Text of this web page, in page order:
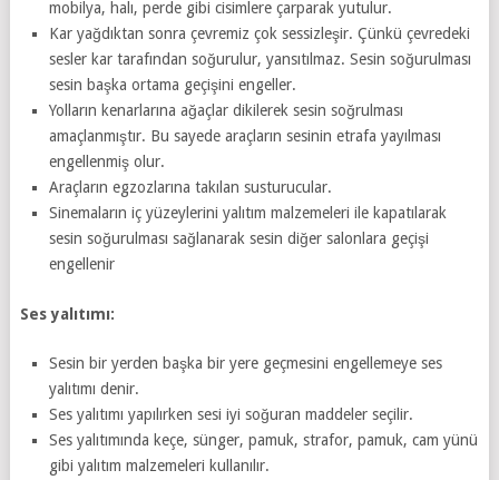
mobilya, halı, perde gibi cisimlere çarparak yutulur.
Kar yağdıktan sonra çevremiz çok sessizleşir. Çünkü çevredeki
sesler kar tarafından soğurulur, yansıtılmaz. Sesin soğurulması
sesin başka ortama geçişini engeller.
Yolların kenarlarına ağaçlar dikilerek sesin soğrulması
amaçlanmıştır. Bu sayede araçların sesinin etrafa yayılması
engellenmiş olur.
Araçların egzozlarına takılan susturucular.
Sinemaların iç yüzeylerini yalıtım malzemeleri ile kapatılarak
sesin soğurulması sağlanarak sesin diğer salonlara geçişi
engellenir
Ses yalıtımı:
Sesin bir yerden başka bir yere geçmesini engellemeye ses
yalıtımı denir.
Ses yalıtımı yapılırken sesi iyi soğuran maddeler seçilir.
Ses yalıtımında keçe, sünger, pamuk, strafor, pamuk, cam yünü
gibi yalıtım malzemeleri kullanılır.